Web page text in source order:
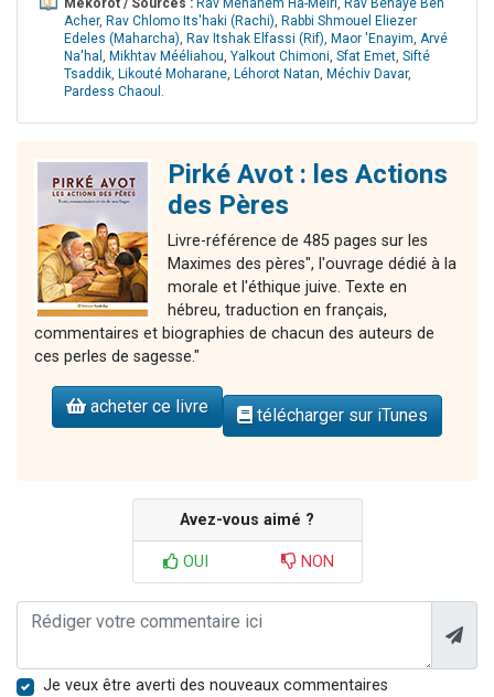
Mékorot / Sources : Rav Menahem Ha-Meïri , Rav Béhayé Ben
Acher, Rav Chlomo Its'haki (Rachi), Rabbi Shmouel Eliezer
Edeles (Maharcha), Rav Itshak Elfassi (Rif), Maor 'Enayim, Arvé
Na'hal , Mikhtav Mééliahou, Yalkout Chimoni, Sfat Emet, Sifté
Tsaddik, Likouté Moharane, Léhorot Natan, Méchiv Davar,
Pardess Chaoul .
Pirké Avot : les Actions
des Pères
Livre-référence de 485 pages sur les
Maximes des pères", l'ouvrage dédié à la
morale et l'éthique juive. Texte en
hébreu, traduction en français,
commentaires et biographies de chacun des auteurs de
ces perles de sagesse."
acheter ce livre télécharger sur iTunes
Avez-vous aimé ?
OUI NON
Je veux être averti des nouveaux commentaires